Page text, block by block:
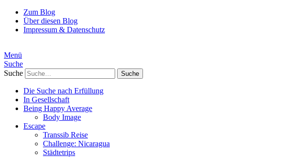
Zum Blog
Über diesen Blog
Impressum & Datenschutz
Menü
Suche
Suche
Die Suche nach Erfüllung
In Gesellschaft
Being Happy Average
Body Image
Escape
Transsib Reise
Challenge: Nicaragua
Städtetrips